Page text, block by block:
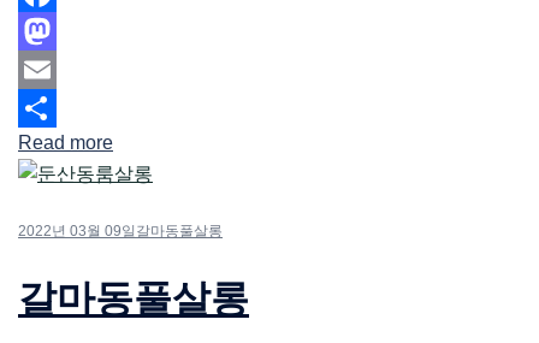
Facebook
Mastodon
Email
Share
Read more
2022년 03월 09일 갈마동풀살롱
갈마동풀살롱